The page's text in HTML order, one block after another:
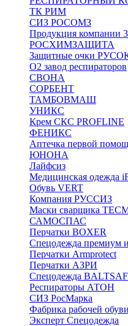
ТК РИМ
СИЗ РОСОМЗ
Продукция компании
РОСХИМЗАЩИТА
Защитные очки
О2 завод респираторов
СВОНА
СОРБЕНТ
ТАМБОВМАШ
УНИКС
Крем СКС PROFLINE
ФЕНИКС
Аптечка первой
ЮНОНА
Лайфсиз
Медицинская одежда
Обувь VERT
Компания РУССИЗ
Маски сварщика
САМОСПАС
Перчатки BOXER
Спецодежда премиум
Перчатки Armprotect
Перчатки АЗРИ
Спецодежда
Респираторы АТОН
СИЗ РосМарка
Фабрика рабочей обуви
Эксперт Спецодежда